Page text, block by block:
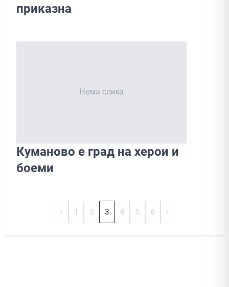
приказна
Куманово е град нa херои и
боеми
‹ 1 2 3 4 5 6 ›